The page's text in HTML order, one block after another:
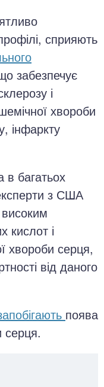
сприяють
забезпечує
і
хвороби
інфаркту
в багатьох
з США
кислот і
хвороби серця,
від даного
поява
серця.